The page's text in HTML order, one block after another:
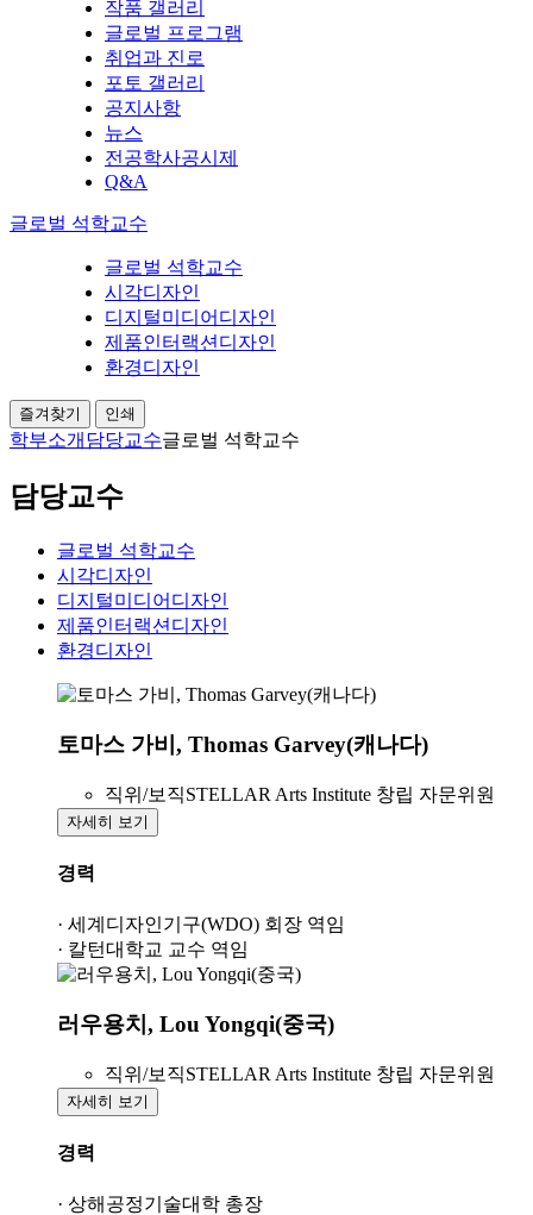
작품 갤러리
글로벌 프로그램
취업과 진로
포토 갤러리
공지사항
뉴스
전공학사공시제
Q&A
글로벌 석학교수
글로벌 석학교수
시각디자인
디지털미디어디자인
제품인터랙션디자인
환경디자인
즐겨찾기 인쇄
학부소개 담당교수글로벌 석학교수
담당교수
글로벌 석학교수
시각디자인
디지털미디어디자인
제품인터랙션디자인
환경디자인
토마스 가비, Thomas Garvey(캐나다)
직위/보직STELLAR Arts Institute 창립 자문위원
자세히 보기
경력
· 세계디자인기구(WDO) 회장 역임
· 칼턴대학교 교수 역임
러우용치, Lou Yongqi(중국)
직위/보직STELLAR Arts Institute 창립 자문위원
자세히 보기
경력
· 상해공정기술대학 총장